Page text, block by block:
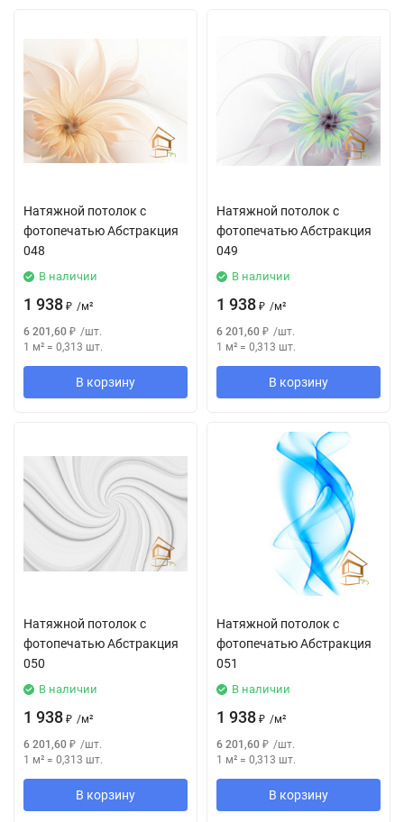
Натяжной потолок с
фотопечатью Абстракция
048
В наличии
1 938 ₽ /м²
6 201,60 ₽ /шт.
1 м² = 0,313 шт.
В корзину
Натяжной потолок с
фотопечатью Абстракция
049
В наличии
1 938 ₽ /м²
6 201,60 ₽ /шт.
1 м² = 0,313 шт.
В корзину
Натяжной потолок с
фотопечатью Абстракция
050
В наличии
1 938 ₽ /м²
6 201,60 ₽ /шт.
1 м² = 0,313 шт.
В корзину
Натяжной потолок с
фотопечатью Абстракция
051
В наличии
1 938 ₽ /м²
6 201,60 ₽ /шт.
1 м² = 0,313 шт.
В корзину